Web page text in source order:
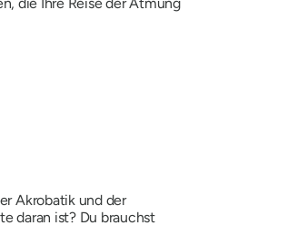
Akrobatik und der
daran ist? Du brauchst